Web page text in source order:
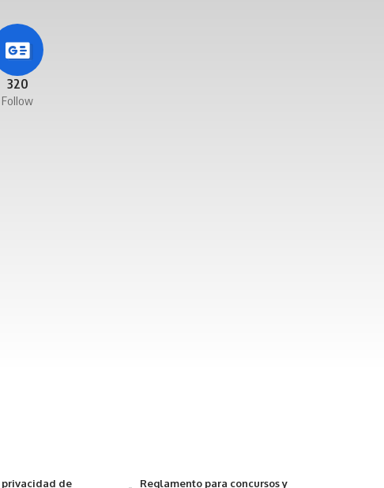
320
Follow
de
Reglamento para concursos y